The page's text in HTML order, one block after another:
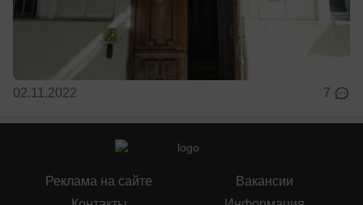
02.11.2022 7
Реклама на сайте
Вакансии